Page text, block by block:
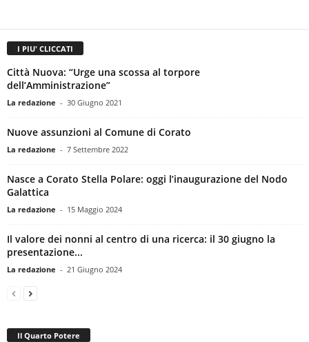
I PIU' CLICCATI
Città Nuova: “Urge una scossa al torpore
dell’Amministrazione”
La redazione - 30 Giugno 2021
Nuove assunzioni al Comune di Corato
La redazione - 7 Settembre 2022
Nasce a Corato Stella Polare: oggi l’inaugurazione del Nodo
Galattica
La redazione - 15 Maggio 2024
Il valore dei nonni al centro di una ricerca: il 30 giugno la
presentazione...
La redazione - 21 Giugno 2024
Il Quarto Potere